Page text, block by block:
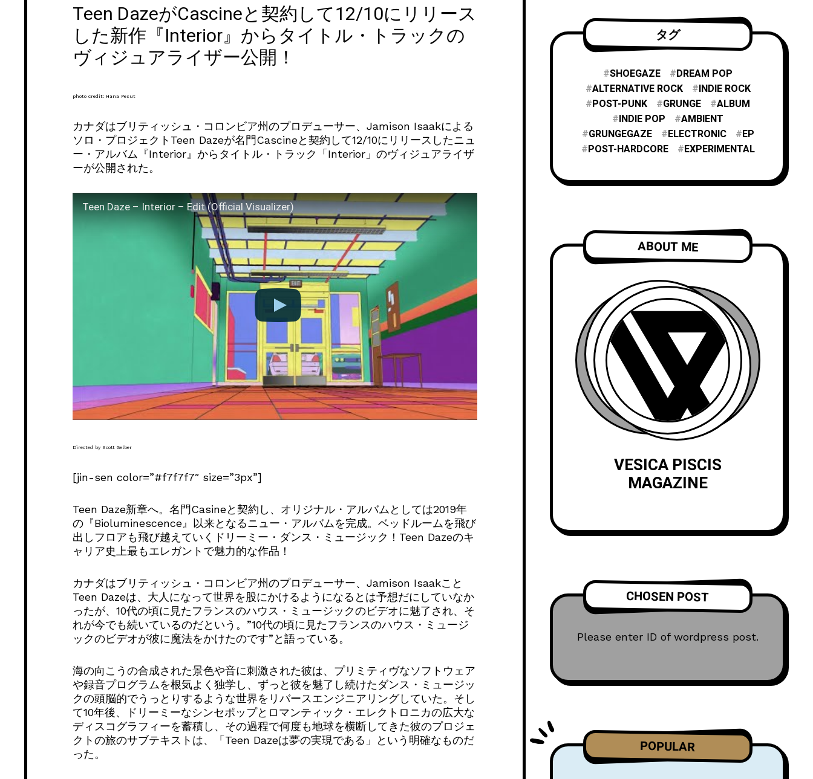
Teen DazeがCascineと契約して12/10にリリース
した新作『Interior』からタイトル・トラックの
ヴィジュアライザー公開！
photo credit: Hana Pesut
カナダはブリティッシュ・コロンビア州のプロデューサー、Jamison Isaakによる
ソロ・プロジェクトTeen Dazeが名門Cascineと契約して12/10にリリースしたニュ
ー・アルバム『Interior』からタイトル・トラック「Interior」のヴィジュアライザ
ーが公開された。
Teen Daze – Interior – Edit (Official Visualizer)
Directed by Scott Gelber
[jin-sen color=”#f7f7f7″ size=”3px”]
Teen Daze新章へ。名門Casineと契約し、オリジナル・アルバムとしては2019年
の『Bioluminescence』以来となるニュー・アルバムを完成。ベッドルームを飛び
出しフロアも飛び越えていくドリーミー・ダンス・ミュージック！Teen Dazeのキ
ャリア史上最もエレガントで魅力的な作品！
カナダはブリティッシュ・コロンビア州のプロデューサー、Jamison Isaakこと
Teen Dazeは、大人になって世界を股にかけるようになるとは予想だにしていなか
ったが、10代の頃に見たフランスのハウス・ミュージックのビデオに魅了され、そ
れが今でも続いているのだという。”10代の頃に見たフランスのハウス・ミュージ
ックのビデオが彼に魔法をかけたのです”と語っている。
海の向こうの合成された景色や音に刺激された彼は、プリミティヴなソフトウェア
や録音プログラムを根気よく独学し、ずっと彼を魅了し続けたダンス・ミュージッ
クの頭脳的でうっとりするような世界をリバースエンジニアリングしていた。そし
て10年後、ドリーミーなシンセポップとロマンティック・エレクトロニカの広大な
ディスコグラフィーを蓄積し、その過程で何度も地球を横断してきた彼のプロジェ
クトの旅のサブテキストは、「Teen Dazeは夢の実現である」という明確なものだ
った。
タグ
SHOEGAZE
DREAM POP
ALTERNATIVE ROCK
INDIE ROCK
POST-PUNK
GRUNGE
ALBUM
INDIE POP
AMBIENT
GRUNGEGAZE
ELECTRONIC
EP
POST-HARDCORE
EXPERIMENTAL
ABOUT ME
VESICA PISCIS
MAGAZINE
CHOSEN POST
Please enter ID of wordpress post.
POPULAR